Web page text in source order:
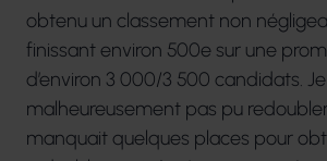
obtenu un classement non
finissant environ 500e sur une
d’environ 3 000/3 500 candidats. Je
malheureusement pas pu
manquait quelques places pour